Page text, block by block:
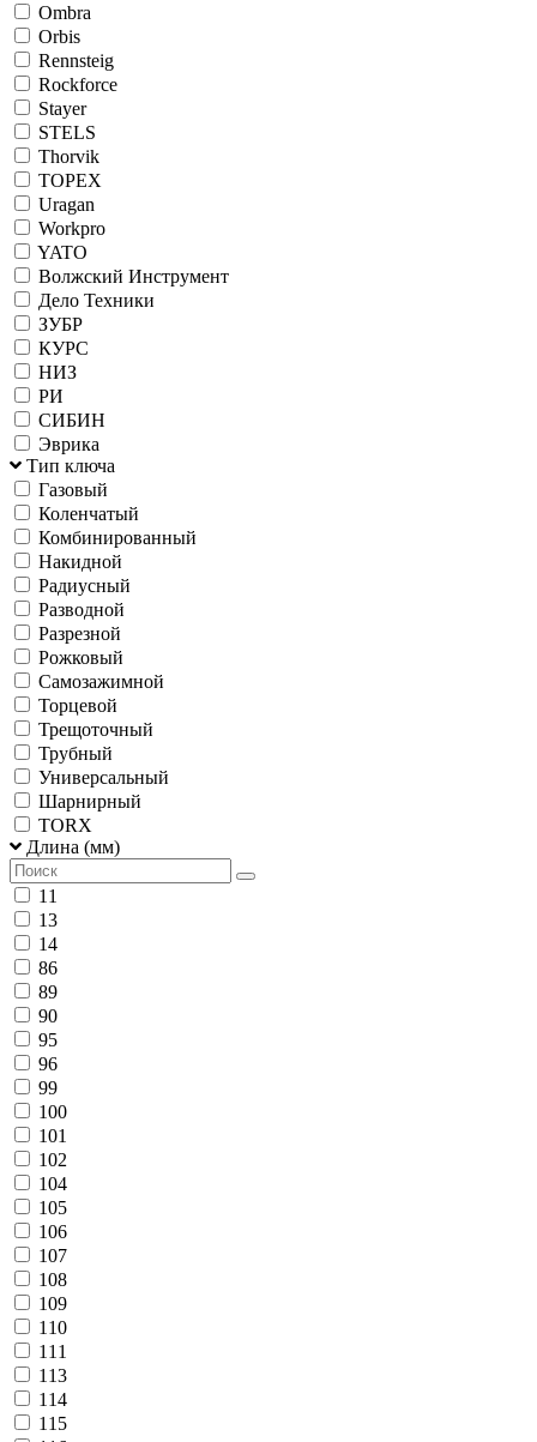
Ombra
Orbis
Rennsteig
Rockforce
Stayer
STELS
Thorvik
TOPEX
Uragan
Workpro
YATO
Волжский Инструмент
Дело Техники
ЗУБР
КУРС
НИЗ
РИ
СИБИН
Эврика
Тип ключа
Газовый
Коленчатый
Комбинированный
Накидной
Радиусный
Разводной
Разрезной
Рожковый
Самозажимной
Торцевой
Трещоточный
Трубный
Универсальный
Шарнирный
TORX
Длина (мм)
11
13
14
86
89
90
95
96
99
100
101
102
104
105
106
107
108
109
110
111
113
114
115